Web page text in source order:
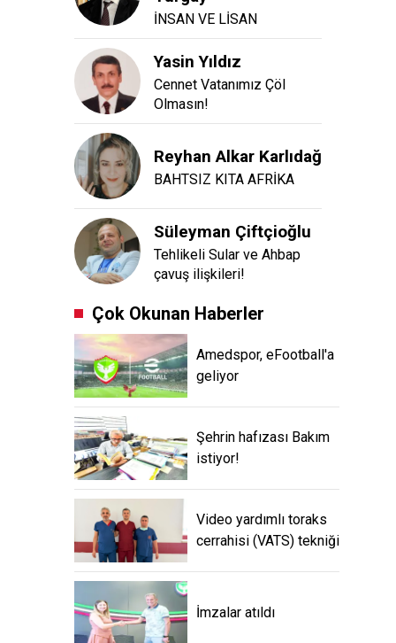
İNSAN VE LİSAN
Yasin Yıldız
Cennet Vatanımız Çöl
Olmasın!
Reyhan Alkar Karlıdağ
BAHTSIZ KITA AFRİKA
Süleyman Çiftçioğlu
Tehlikeli Sular ve Ahbap
çavuş ilişkileri!
Çok Okunan Haberler
Amedspor, eFootball'a
geliyor
Şehrin hafızası Bakım
istiyor!
Video yardımlı toraks
cerrahisi (VATS) tekniği
İmzalar atıldı